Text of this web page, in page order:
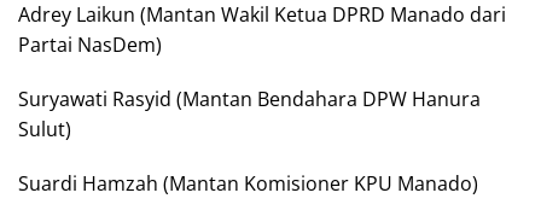
Adrey Laikun (Mantan Wakil Ketua DPRD Manado dari
Partai NasDem)
Suryawati Rasyid (Mantan Bendahara DPW Hanura
Sulut)
Suardi Hamzah (Mantan Komisioner KPU Manado)